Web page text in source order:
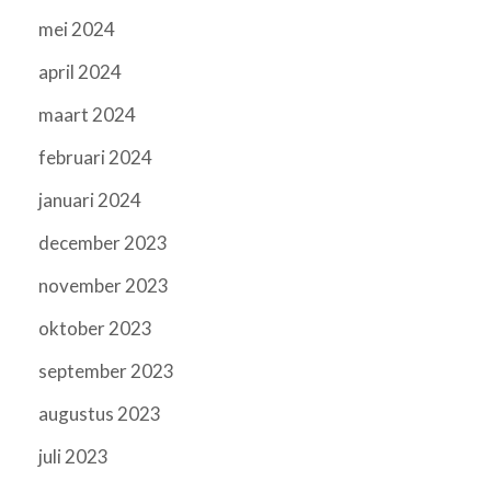
mei 2024
april 2024
maart 2024
februari 2024
januari 2024
december 2023
november 2023
oktober 2023
september 2023
augustus 2023
juli 2023